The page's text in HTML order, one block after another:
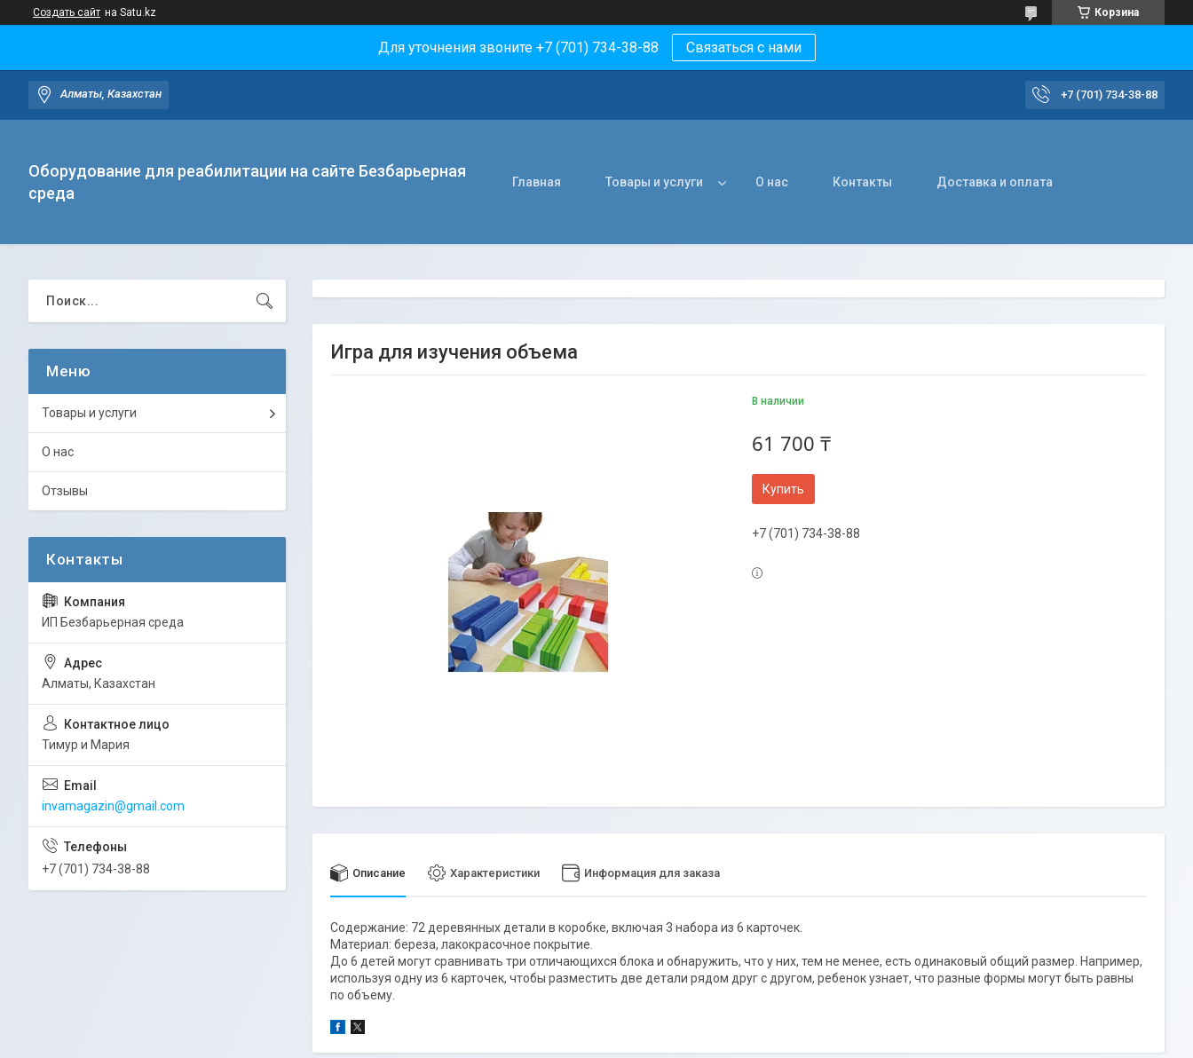
Создать сайт на Satu.kz Корзина
Для уточнения звоните +7 (701) 734-38-88 Связаться с нами
Алматы, Казахстан +7 (701) 734-38-88
Оборудование для реабилитации на сайте Безбарьерная
среда
Главная Товары и услуги О нас Контакты Доставка и оплата
Игра для изучения объема
В наличии
61 700 ₸
Купить
+7 (701) 734-38-88
Описание Характеристики Информация для заказа
Содержание: 72 деревянных детали в коробке, включая 3 набора из 6 карточек.
Материал: береза, лакокрасочное покрытие.
До 6 детей могут сравнивать три отличающихся блока и обнаружить, что у них, тем не менее, есть одинаковый общий размер. Например,
используя одну из 6 карточек, чтобы разместить две детали рядом друг с другом, ребенок узнает, что разные формы могут быть равны
по объему.
Товары и услуги
О нас
Отзывы
ИП Безбарьерная среда
Алматы, Казахстан
Тимур и Мария
invamagazin@gmail.com
+7 (701) 734-38-88